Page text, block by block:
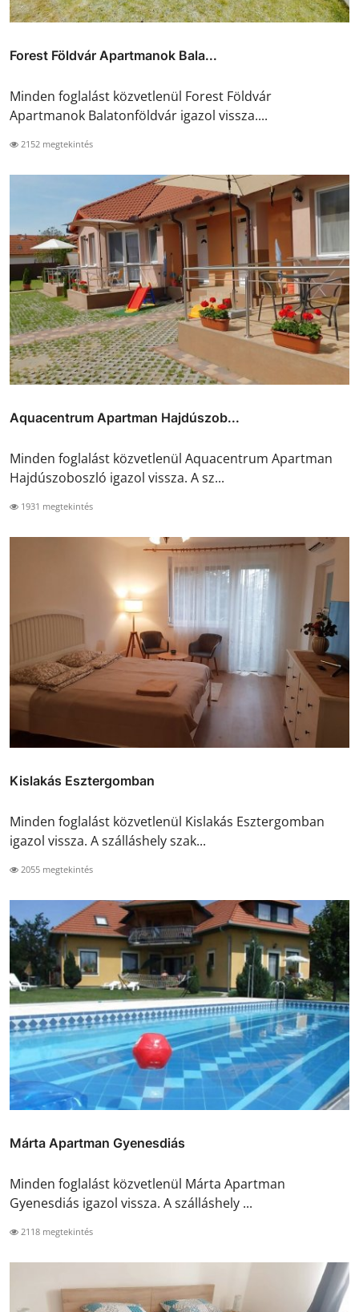
Forest Földvár Apartmanok Bala...
Minden foglalást közvetlenül Forest Földvár
Apartmanok Balatonföldvár igazol vissza....
2152 megtekintés
Aquacentrum Apartman Hajdúszob...
Minden foglalást közvetlenül Aquacentrum Apartman
Hajdúszoboszló igazol vissza. A sz...
1931 megtekintés
Kislakás Esztergomban
Minden foglalást közvetlenül Kislakás Esztergomban
igazol vissza. A szálláshely szak...
2055 megtekintés
Márta Apartman Gyenesdiás
Minden foglalást közvetlenül Márta Apartman
Gyenesdiás igazol vissza. A szálláshely ...
2118 megtekintés